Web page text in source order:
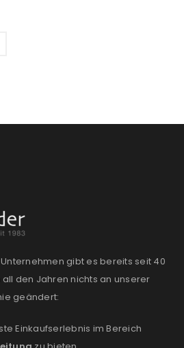
gibt es bereits seit 40
den Jahren nichts an unserer
geändert:
Einkaufserlebnis im Bereich